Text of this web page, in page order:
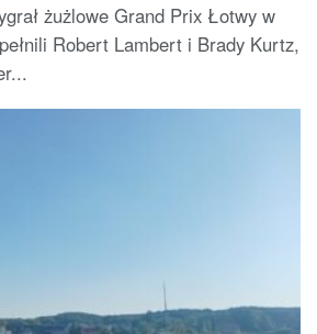
żużlowe Grand Prix Łotwy w
Robert Lambert i Brady Kurtz,